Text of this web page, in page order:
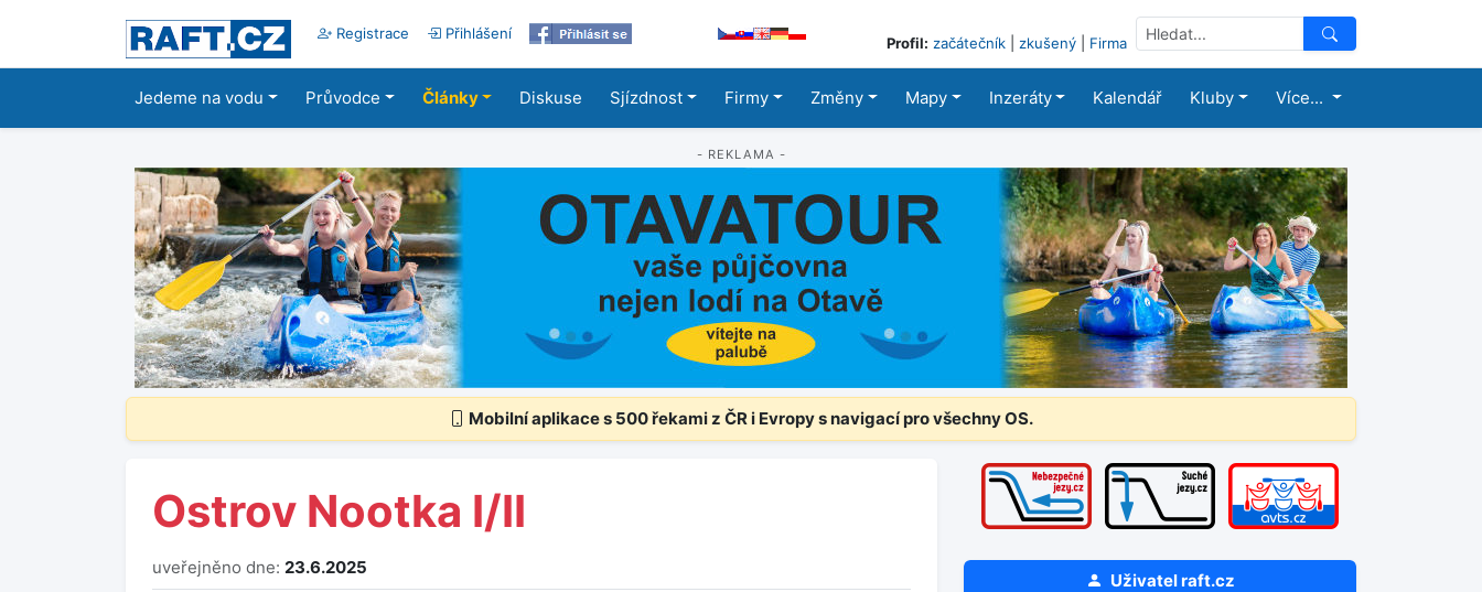
Registrace Přihlášení
Profil: začátečník zkušený Firma
Jedeme na vodu Průvodce Články Diskuse Sjízdnost Firmy Změny Mapy Inzeráty Kalendář Kluby Více...
- REKLAMA -
Mobilní aplikace s 500 řekami z ČR i Evropy s navigací pro všechny OS.
Ostrov Nootka I/II
uveřejněno dne: 23.6.2025
Uživatelraft.cz